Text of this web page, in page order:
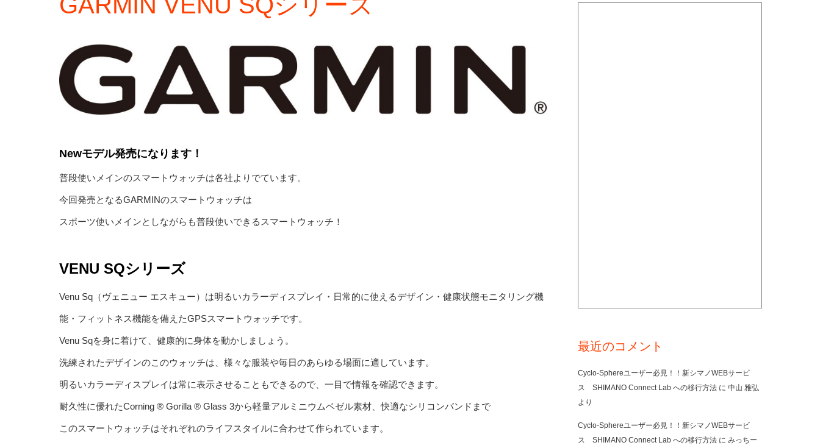
Newモデル発売になります！
普段使いメインのスマートウォッチは各社よりでています。
今回発売となるGARMINのスマートウォッチは
スポーツ使いメインとしながらも普段使いできるスマートウォッチ！
VENU SQシリーズ
Venu Sq（ヴェニュー エスキュー）は明るいカラーディスプレイ・日常的に使えるデザイン・健康状態モニタリング機
能・フィットネス機能を備えたGPSスマートウォッチです。
Venu Sqを身に着けて、健康的に身体を動かしましょう。
洗練されたデザインのこのウォッチは、様々な服装や毎日のあらゆる場面に適しています。
明るいカラーディスプレイは常に表示させることもできるので、一目で情報を確認できます。
耐久性に優れたCorning ® Gorilla ® Glass 3から軽量アルミニウムベゼル素材、快適なシリコンバンドまで
このスマートウォッチはそれぞれのライフスタイルに合わせて作られています。
最近のコメント
Cyclo-Sphereユーザー必見！！新シマノWEBサービ
ス SHIMANO Connect Lab への移行方法 に 中山 雅弘
より
Cyclo-Sphereユーザー必見！！新シマノWEBサービ
ス SHIMANO Connect Lab への移行方法 に みっちー